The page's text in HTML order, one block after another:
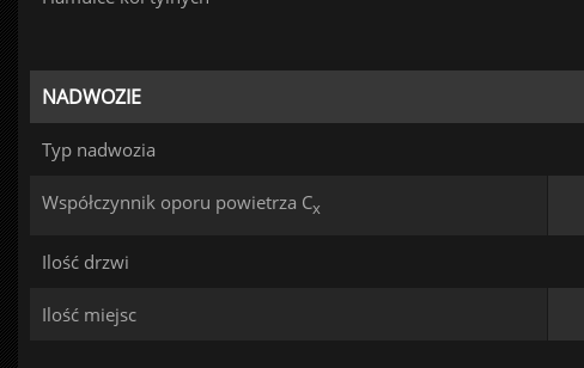
NADWOZIE
Typ nadwozia
Współczynnik oporu powietrza Cx
Ilość drzwi
Ilość miejsc